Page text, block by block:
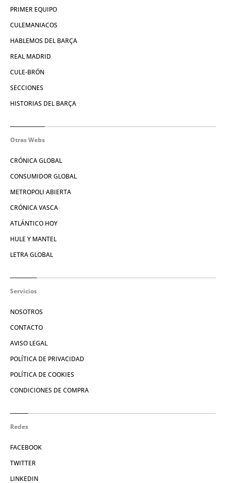
PRIMER EQUIPO
CULEMANIACOS
HABLEMOS DEL BARÇA
REAL MADRID
CULE-BRÓN
SECCIONES
HISTORIAS DEL BARÇA
Otras Webs
CRÓNICA GLOBAL
CONSUMIDOR GLOBAL
METROPOLI ABIERTA
CRÓNICA VASCA
ATLÁNTICO HOY
HULE Y MANTEL
LETRA GLOBAL
Servicios
NOSOTROS
CONTACTO
AVISO LEGAL
POLÍTICA DE PRIVACIDAD
POLÍTICA DE COOKIES
CONDICIONES DE COMPRA
Redes
FACEBOOK
TWITTER
LINKEDIN